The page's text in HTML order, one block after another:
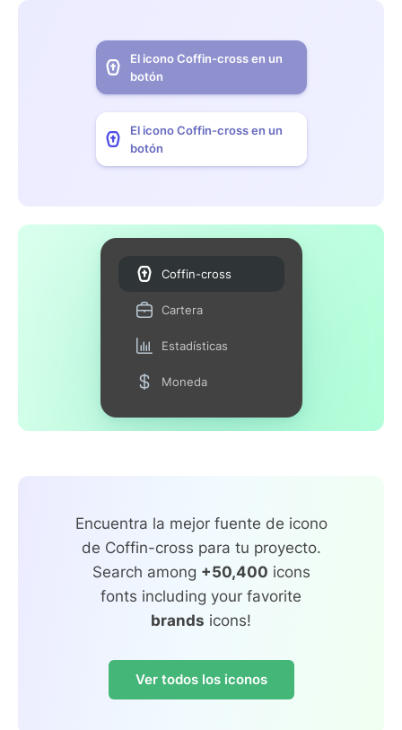
El icono Coffin-cross en un
botón
El icono Coffin-cross en un
botón
Coffin-cross
Cartera
Estadísticas
Moneda
Encuentra la mejor fuente de icono
de Coffin-cross para tu proyecto.
Search among +50,400 icons
fonts including your favorite
brands icons!
Ver todos los iconos